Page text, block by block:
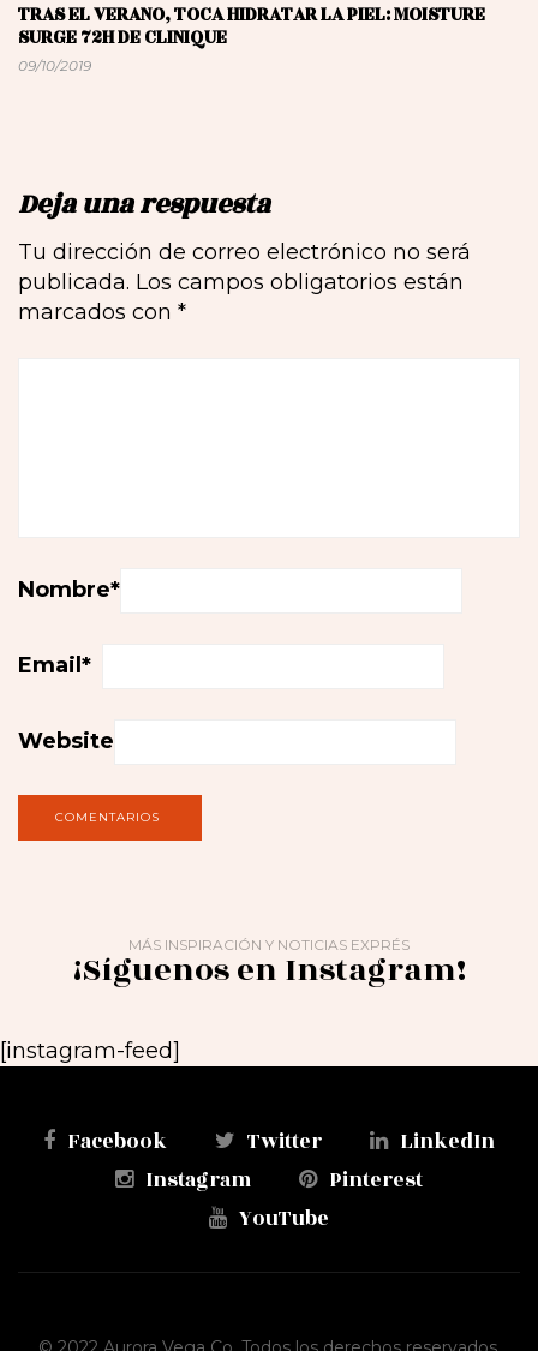
TRAS EL VERANO, TOCA HIDRATAR LA PIEL: MOISTURE
SURGE 72H DE CLINIQUE
09/10/2019
Deja una respuesta
Tu dirección de correo electrónico no será
publicada. Los campos obligatorios están
marcados con *
Nombre*
Email *
Website
MÁS INSPIRACIÓN Y NOTICIAS EXPRÉS
¡Síguenos en Instagram!
[instagram-feed]
Facebook Twitter
LinkedIn
Instagram
Pinterest
YouTube